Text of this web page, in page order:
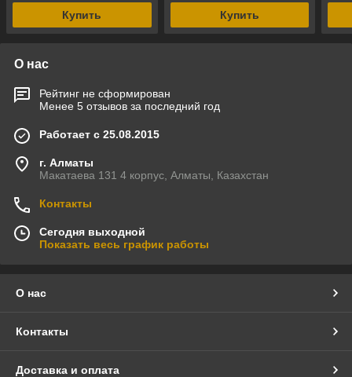
Купить Купить
О нас
Рейтинг не сформирован
Менее 5 отзывов за последний год
Работает с 25.08.2015
г. Алматы
Макатаева 131 4 корпус, Алматы, Казахстан
Контакты
Сегодня выходной
Показать весь график работы
О нас
Контакты
Доставка и оплата